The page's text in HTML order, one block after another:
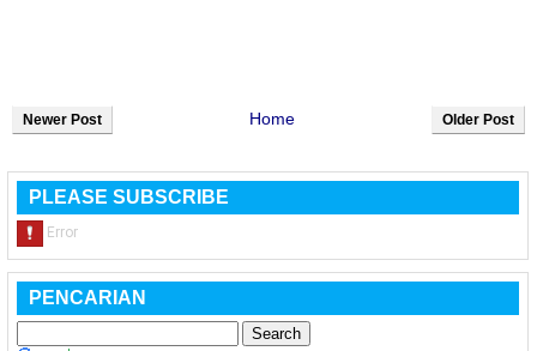
Newer Post Older Post
Home
PLEASE SUBSCRIBE
PENCARIAN